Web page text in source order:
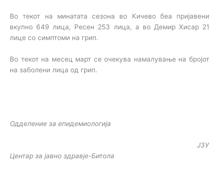
Во текот на минатата сезона во Кичево беа пријавени
вкупно 649 лица, Ресен 253 лица, а во Демир Хисар 21
лице со симптоми на грип.
Во текот на месец март се очекува намалување на бројот
на заболени лица од грип.
Одделение за епидемиологија
ЈЗУ
Центар за јавно здравје-Битола